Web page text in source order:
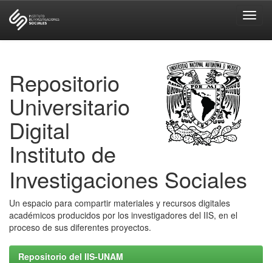
Repositorio
Universitario
Digital
Instituto de
Investigaciones Sociales
Un espacio para compartir materiales y recursos digitales
académicos producidos por los investigadores del IIS, en el
proceso de sus diferentes proyectos.
Repositorio del IIS-UNAM